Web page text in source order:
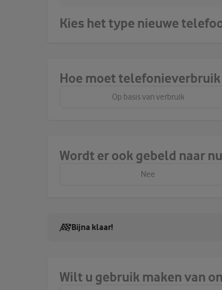
Kies het type nieuwe
Hoe moet
Op basis van verbruik
Wordt er ook gebeld naar
Nee
Bijna klaar!
Wilt u gebruik maken van